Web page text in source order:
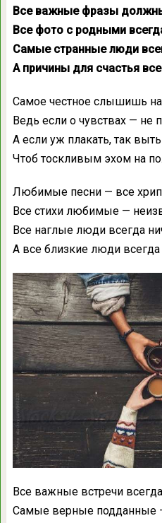
Все важные фразы
Все фото с родными
Самые странные люди
А причины для счастья
Самое честное слышишь
Ведь если о чувствах — не
А если уж плакать, так
Чтоб тоскливым эхом на
Любимые песни — все
Все стихи любимые —
Все наглые люди всегда
А все близкие люди
Все важные встречи
Самые верные подданные